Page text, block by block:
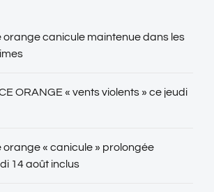
orange canicule maintenue dans les
ORANGE « vents violents » ce jeudi
orange « canicule » prolongée
14 août inclus